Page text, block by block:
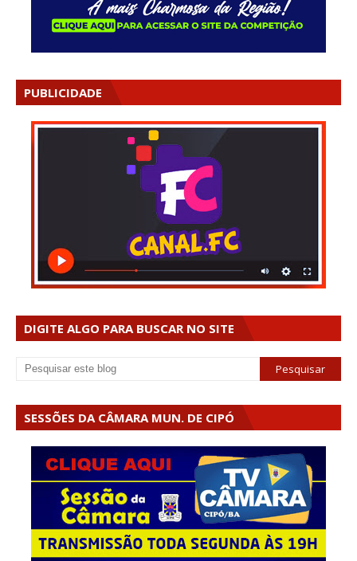
PUBLICIDADE
DIGITE ALGO PARA BUSCAR NO SITE
SESSÕES DA CÂMARA MUN. DE CIPÓ